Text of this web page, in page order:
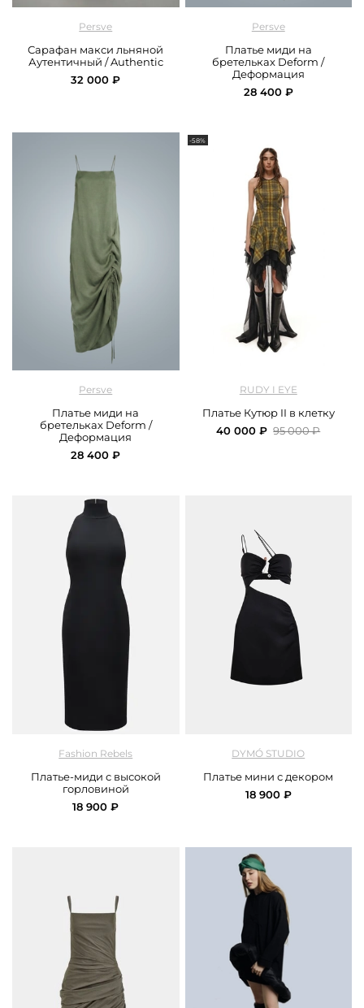
Persve
Сарафан макси льняной
Аутентичный / Authentic
32 000 ₽
Persve
Платье миди на
бретельках Deform /
Деформация
28 400 ₽
Persve
Платье миди на
бретельках Deform /
Деформация
28 400 ₽
-58%
RUDY I EYE
Платье Кутюр II в клетку
40 000 ₽ 95 000 ₽
Fashion Rebels
Платье-миди с высокой
горловиной
18 900 ₽
DYMÓ STUDIO
Платье мини с декором
18 900 ₽